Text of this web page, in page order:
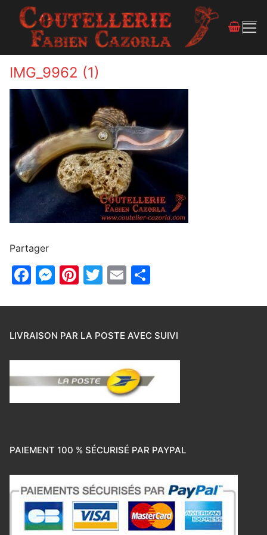
IMG_9962 (1)
Partager
Facebook
Messenger
Pinterest
Twitter
Email
LIVRAISON PAR LA POSTE AVEC SUIVI
PAIEMENT 100 % SÉCURISÉ PAR PAYPAL